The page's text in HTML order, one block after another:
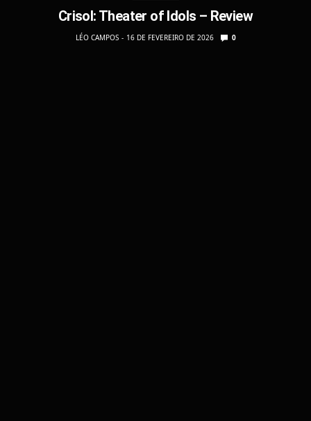
Crisol: Theater of Idols – Review
LÉO CAMPOS 16 DE FEVEREIRO DE 2026 0